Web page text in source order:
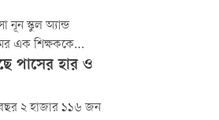
নূন স্কুল অ্যান্ড
এক শিক্ষককে
ভিকারুননিসা নূন
এক নোটিশ
পাসের হার ও
বছর ২ হাজার ১১৬ জন